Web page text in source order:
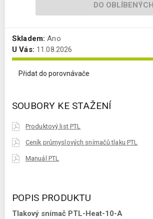
DO OBLÍBENÝCH
Skladem: Ano
U Vás: 11.08.2026
Přidat do porovnávače
SOUBORY KE STAŽENÍ
Produktový list PTL
Ceník průmyslových snímačů tlaku PTL
Manuál PTL
POPIS PRODUKTU
Tlakový snímač PTL-Heat-10-A